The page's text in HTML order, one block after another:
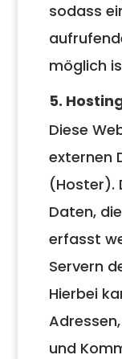
sodass
möglich
5.
Diese
externen
(Hoster).
Daten,
erfasst
Servern
Hierbei
und